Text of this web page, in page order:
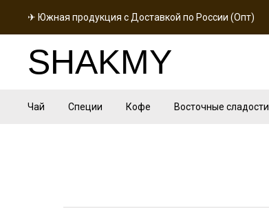
✈ Южная продукция с Доставкой по России (Опт)
SHAKMY
Чай Специи Кофе Восточные сладости